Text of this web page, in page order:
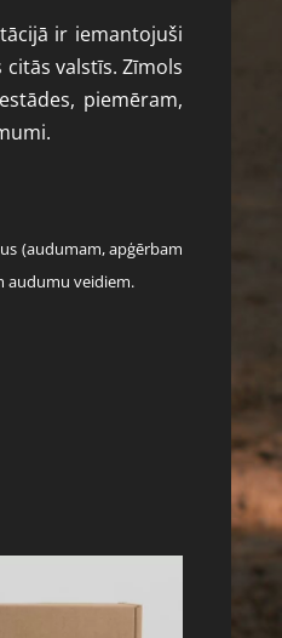
ir iemantojuši
valstīs. Zīmols
piemēram,
(audumam, apģērbam
audumu veidiem.